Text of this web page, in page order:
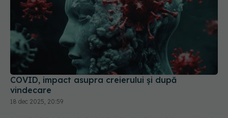
COVID, impact asupra creierului și după
vindecare
18 dec 2025, 20:59